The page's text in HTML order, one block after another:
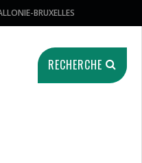
BRUXELLES
RECHERCHE